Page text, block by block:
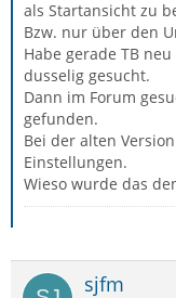
als Startansicht zu
Bzw. nur über den
Habe gerade TB
dusselig gesucht.
Dann im Forum
gefunden.
Bei der alten
Einstellungen.
Wieso wurde das
sjfm